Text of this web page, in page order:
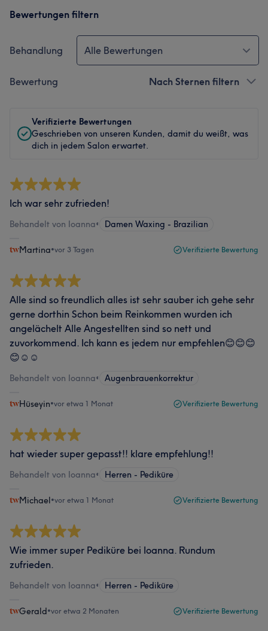
Bewertungen filtern
Behandlung Alle Bewertungen
Bewertung Nach Sternen filtern
Verifizierte Bewertungen
Geschrieben von unseren Kunden, damit du weißt, was
dich in jedem Salon erwartet.
Ich war sehr zufrieden!
Behandelt von Ioanna• Damen Waxing - Brazilian
Martina•vor 3 Tagen Verifizierte Bewertung
Alle sind so freundlich alles ist sehr sauber ich gehe sehr
gerne dorthin Schon beim Reinkommen wurden ich
angelächelt Alle Angestellten sind so nett und
zuvorkommend. Ich kann es jedem nur empfehlen😊😊😊
😊☺️☺️
Behandelt von Ioanna• Augenbrauenkorrektur
Hüseyin•vor etwa 1 Monat Verifizierte Bewertung
hat wieder super gepasst!! klare empfehlung!!
Behandelt von Ioanna• Herren - Pediküre
Michael•vor etwa 1 Monat Verifizierte Bewertung
Wie immer super Pediküre bei Ioanna. Rundum
zufrieden.
Behandelt von Ioanna• Herren - Pediküre
Gerald•vor etwa 2 Monaten Verifizierte Bewertung